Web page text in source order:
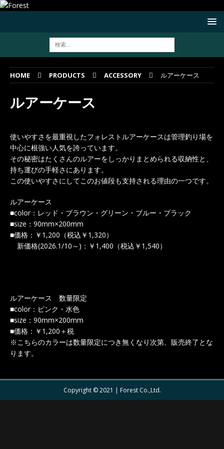
HOME PRODUCTS ACCESSORY ルアーケース
ルアーケース
使いやすさを最重視したフォレストルアーケースは管理釣り場を
中心に根強い人気を誇っています。
その秘密はたくさんのルアーをしっかりまとめられる収納性と、
持ち運びの手軽さにあります。
この使いやすさにしてこのお値段も支持される理由の一つです。
ルアーケース
■color：レッド・ブラウン・グリーン・ブルー・ブラック
■size：90mm×200mm
■価格：￥1,200（税込￥1,320）
新価格(2026.1/10～)：￥1,400（税込￥1,540）
ルアーケース 数量限定
■color：ピンク・水色
■size：90mm×200mm
■価格：￥1,200＋税
※こちらのカラーは数量限定につき無くなり次第、販売終了とな
ります。
Copyright © 2021 | Forest Co.,Ltd.